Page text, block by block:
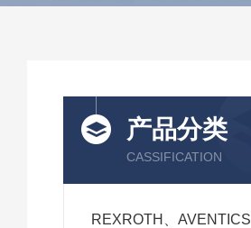
产品分类
CASSIFICATION
REXROTH、AVENTICS